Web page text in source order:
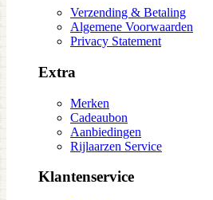
Verzending & Betaling
Algemene Voorwaarden
Privacy Statement
Extra
Merken
Cadeaubon
Aanbiedingen
Rijlaarzen Service
Klantenservice